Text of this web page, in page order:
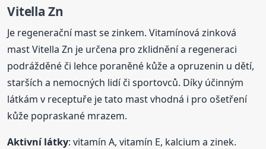
Vitella Zn
Je regenerační mast se zinkem. Vitamínová zinková
mast Vitella Zn je určena pro zklidnění a regeneraci
podrážděné či lehce poraněné kůže a opruzenin u dětí,
starších a nemocných lidí či sportovců. Díky účinným
látkám v receptuře je tato mast vhodná i pro ošetření
kůže popraskané mrazem.
Aktivní látky: vitamín A, vitamín E, kalcium a zinek.